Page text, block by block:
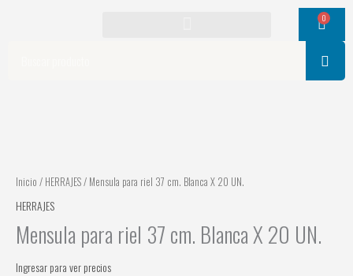
0
Cart
Inicio / HERRAJES/ Mensula para riel 37 cm. Blanca X 20 UN.
HERRAJES
Mensula para riel 37 cm. Blanca X 20 UN.
Ingresar para ver precios